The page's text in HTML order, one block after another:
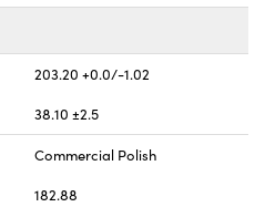
203.20 +0.0/-1.02
38.10 ±2.5
Commercial Polish
182.88